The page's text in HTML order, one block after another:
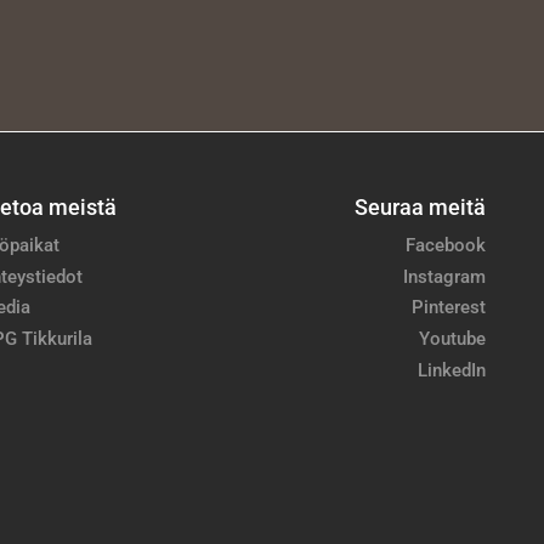
meistä
Tikkurila
Seuraa meitä
Facebook
Instagram
Pinterest
Youtube
LinkedIn